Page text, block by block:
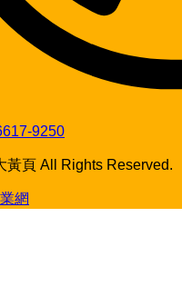
9250
黃頁 All Rights Reserved.
網